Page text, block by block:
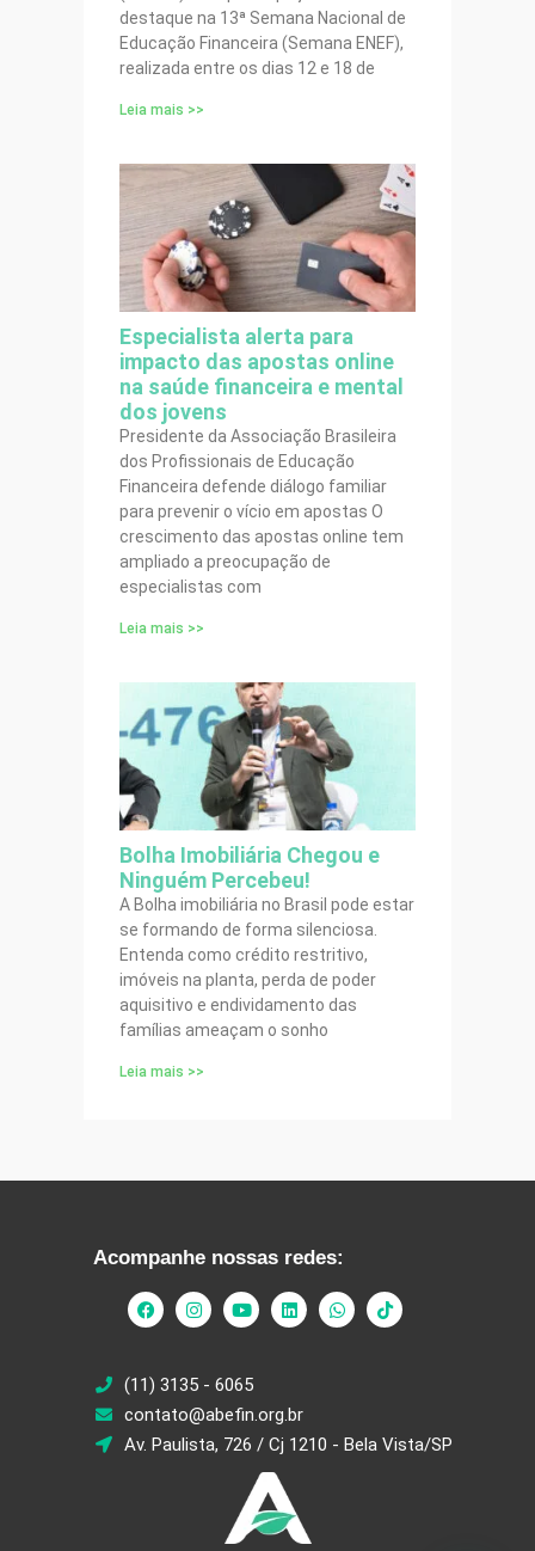
destaque na 13ª Semana Nacional de
Educação Financeira (Semana ENEF),
realizada entre os dias 12 e 18 de
Leia mais >>
Especialista alerta para
impacto das apostas online
na saúde financeira e mental
dos jovens
Presidente da Associação Brasileira
dos Profissionais de Educação
Financeira defende diálogo familiar
para prevenir o vício em apostas O
crescimento das apostas online tem
ampliado a preocupação de
especialistas com
Leia mais >>
Bolha Imobiliária Chegou e
Ninguém Percebeu!
A Bolha imobiliária no Brasil pode estar
se formando de forma silenciosa.
Entenda como crédito restritivo,
imóveis na planta, perda de poder
aquisitivo e endividamento das
famílias ameaçam o sonho
Leia mais >>
Acompanhe nossas redes:
(11) 3135 - 6065
contato@abefin.org.br
Av. Paulista, 726 / Cj 1210 - Bela Vista/SP